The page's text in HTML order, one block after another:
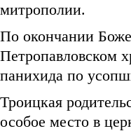
митрополии.
По окончании
Петропавловском
панихида по
Троицкая
особое место в